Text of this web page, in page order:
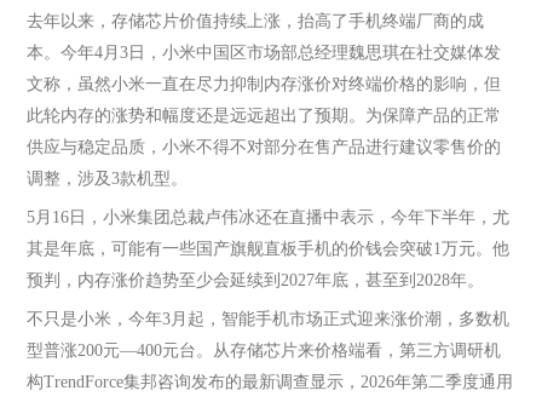
去年以来，存储芯片价值持续上涨，抬高了手机终端厂商的成
本。今年4月3日，小米中国区市场部总经理魏思琪在社交媒体发
文称，虽然小米一直在尽力抑制内存涨价对终端价格的影响，但
此轮内存的涨势和幅度还是远远超出了预期。为保障产品的正常
供应与稳定品质，小米不得不对部分在售产品进行建议零售价的
调整，涉及3款机型。
5月16日，小米集团总裁卢伟冰还在直播中表示，今年下半年，尤
其是年底，可能有一些国产旗舰直板手机的价钱会突破1万元。他
预判，内存涨价趋势至少会延续到2027年底，甚至到2028年。
不只是小米，今年3月起，智能手机市场正式迎来涨价潮，多数机
型普涨200元—400元台。从存储芯片来价格端看，第三方调研机
构TrendForce集邦咨询发布的最新调查显示，2026年第二季度通用